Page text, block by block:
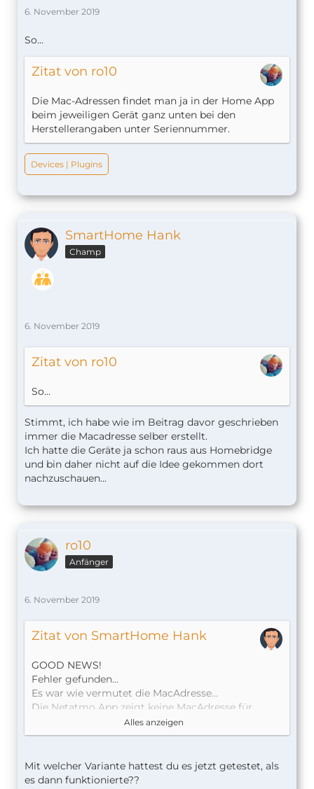
6. November 2019
So...
Zitat von ro10
Die Mac-Adressen findet man ja in der Home App
beim jeweiligen Gerät ganz unten bei den
Herstellerangaben unter Seriennummer.
Devices | Plugins
SmartHome Hank
Champ
6. November 2019
Zitat von ro10
So...
Stimmt, ich habe wie im Beitrag davor geschrieben
immer die Macadresse selber erstellt.
Ich hatte die Geräte ja schon raus aus Homebridge
und bin daher nicht auf die Idee gekommen dort
nachzuschauen...
ro10
Anfänger
6. November 2019
Zitat von SmartHome Hank
GOOD NEWS!
Fehler gefunden...
Es war wie vermutet die MacAdresse...
Die Netatmo App zeigt keine MacAdresse für
Module an, lediglich für die Basisstation. Die
Module haben nur Seriennummern.
MAcAdresse der Module wie folgt zusammensetzt:
Alles anzeigen
Mit welcher Variante hattest du es jetzt getestet, als
es dann funktionierte??